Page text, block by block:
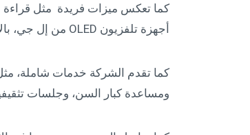
كما تعكس ميزات فريدة مثل
أجهزة تلفزيون OLED من إل جي، بالإضافة إلى أكشاك قابلة لضبط الارتفاع ولوحات مفاتيح تعمل باللمس.
كما تقدم الشركة خدمات شاملة،
ومساعدة كبار السن، وجلسات